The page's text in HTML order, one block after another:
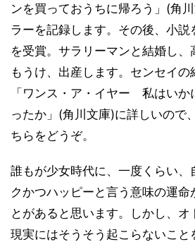
ンを買っておうちに帰ろう」(角
ラーを記録します。その後、小説
を受賞。サラリーマンと結婚し、
もうけ、出産します。センセイの
「ワンス・ア・イヤー 私はいか
ったか」(角川文庫)に詳しいので
ちらをどうぞ。
誰もが少女時代に、一度くらい、
クかつハッピーと言う意味の運命
とがあると思います。しかし、オ
現実にはそうそう起こらないこと